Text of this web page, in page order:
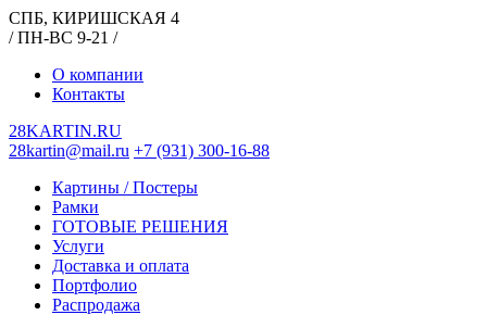
СПБ, КИРИШСКАЯ 4
/ ПН-ВС 9-21 /
О компании
Контакты
28KARTIN.RU
28kartin@mail.ru +7 (931) 300-16-88
Картины / Постеры
Рамки
ГОТОВЫЕ РЕШЕНИЯ
Услуги
Доставка и оплата
Портфолио
Распродажа